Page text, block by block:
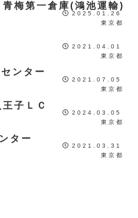
梅第一倉庫(鴻池運輸)
2025.01.26
東京都
2021.04.01
東京都
ンター
2021.07.05
東京都
子ＬＣ
2024.03.05
東京都
ター
2021.03.31
東京都